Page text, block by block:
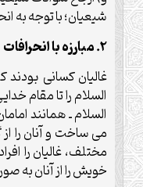
شیعیان؛ با توجه به
2. مبارزه با انحرافات
غالیان کسانی بودند که
السلام را تا مقام خدایی
السلام ـ همانند
می ساخت و آنان را از
مختلف، غالیان را
خویش را از آنان به صورت